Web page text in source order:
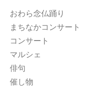
おわら念仏踊り
まちなかコンサート
コンサート
マルシェ
俳句
催し物